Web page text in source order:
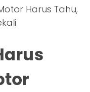
Harus Tahu,